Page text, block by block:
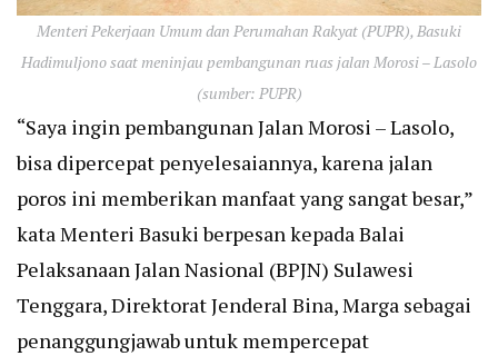
Menteri Pekerjaan Umum dan Perumahan Rakyat (PUPR), Basuki
Hadimuljono saat meninjau pembangunan ruas jalan Morosi – Lasolo
(sumber: PUPR)
“Saya ingin pembangunan Jalan Morosi – Lasolo,
bisa dipercepat penyelesaiannya, karena jalan
poros ini memberikan manfaat yang sangat besar,”
kata Menteri Basuki berpesan kepada Balai
Pelaksanaan Jalan Nasional (BPJN) Sulawesi
Tenggara, Direktorat Jenderal Bina, Marga sebagai
penanggungjawab untuk mempercepat